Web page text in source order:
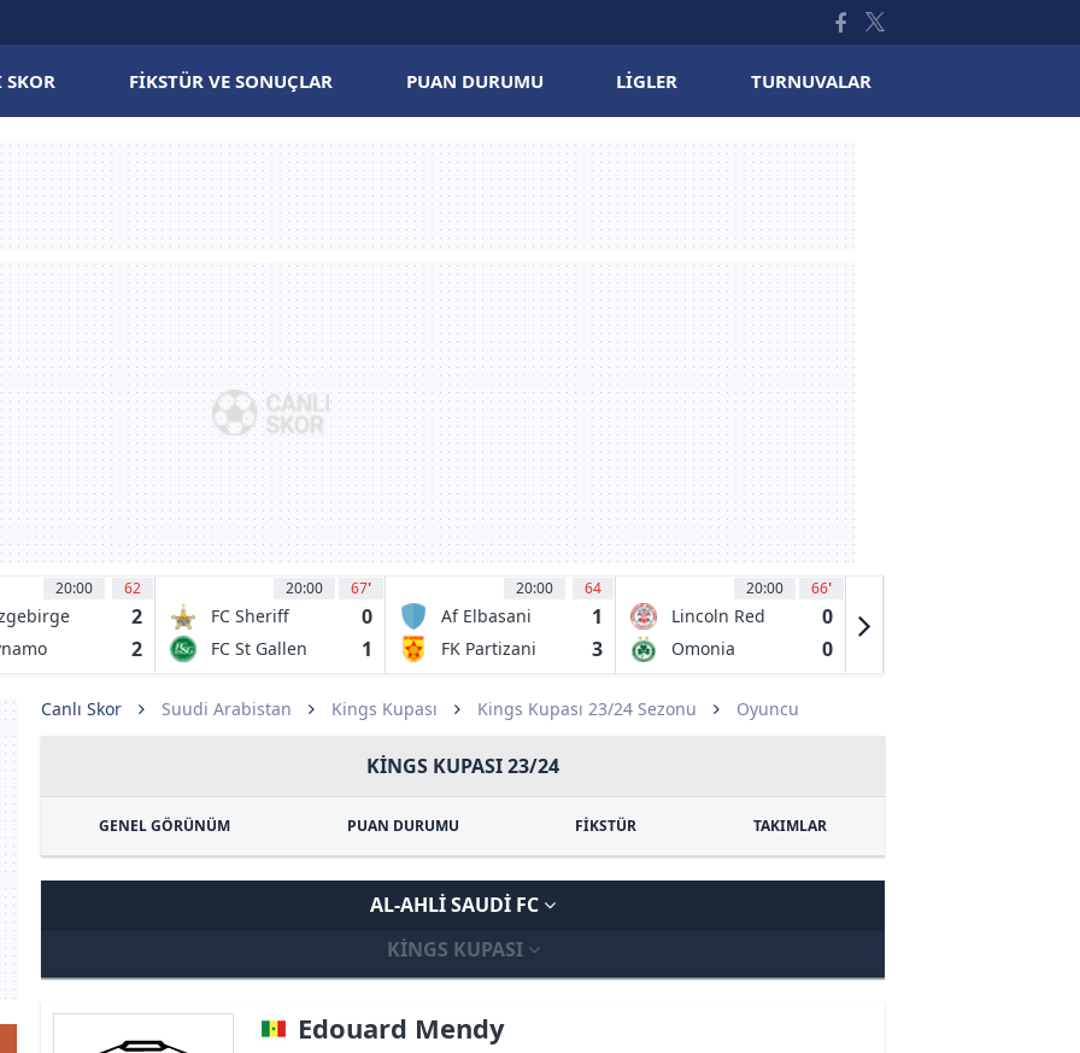
SKOR FIKSTÜR VE SONUÇLAR PUAN DURUMU LIGLER TURNUVALAR
20:00 62
2
2
20:00 67'
FC Sheriff
Tiraspol
0
FC St Gallen
1
20:00 64
Af Elbasani 1
FK Partizani
3
20:00 66'
Lincoln Red
Imps
0
Omonia
0
Canlı Skor Suudi Arabistan Kings Kupası Kings Kupası 23/24 Sezonu Oyuncu
KINGS KUPASI 23/24
GENEL GÖRÜNÜM PUAN DURUMU FİKSTÜR TAKIMLAR
AL-AHLI SAUDI FC
KINGS KUPASI
Edouard Mendy